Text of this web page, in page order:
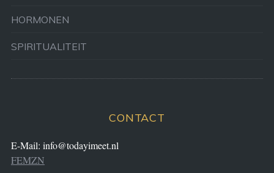
HORMONEN
SPIRITUALITEIT
CONTACT
E-Mail: info@todayimeet.nl
FEMZN